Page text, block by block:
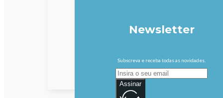
Newsletter
Subscreva e receba todas as novidades.
Assinar